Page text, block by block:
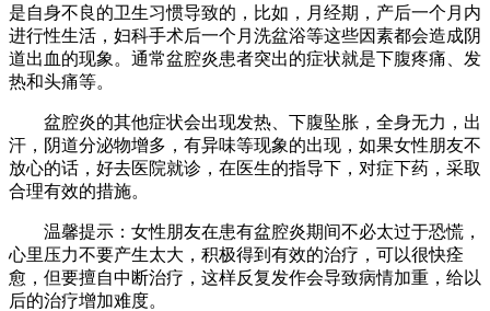
是自身不良的卫生习惯导致的，比如，月经期，产后一个月内
进行性生活，妇科手术后一个月洗盆浴等这些因素都会造成阴
道出血的现象。通常盆腔炎患者突出的症状就是下腹疼痛、发
热和头痛等。
盆腔炎的其他症状会出现发热、下腹坠胀，全身无力，出
汗，阴道分泌物增多，有异味等现象的出现，如果女性朋友不
放心的话，好去医院就诊，在医生的指导下，对症下药，采取
合理有效的措施。
温馨提示：女性朋友在患有盆腔炎期间不必太过于恐慌，
心里压力不要产生太大，积极得到有效的治疗，可以很快痊
愈，但要擅自中断治疗，这样反复发作会导致病情加重，给以
后的治疗增加难度。